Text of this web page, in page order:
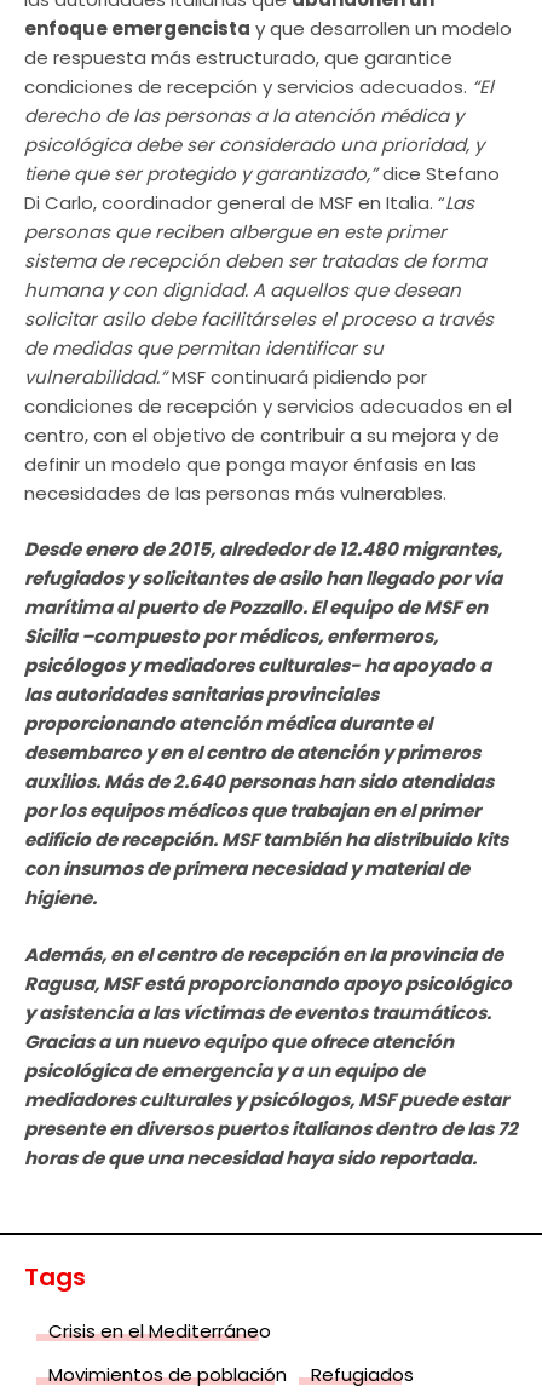
enfoque emergencista y que desarrollen un modelo
de respuesta más estructurado, que garantice
condiciones de recepción y servicios adecuados. “El
derecho de las personas a la atención médica y
psicológica debe ser considerado una prioridad, y
tiene que ser protegido y garantizado,”dice Stefano
Di Carlo, coordinador general de MSF en Italia. “Las
personas que reciben albergue en este primer
sistema de recepción deben ser tratadas de forma
humana y con dignidad. A aquellos que desean
solicitar asilo debe facilitárseles el proceso a través
de medidas que permitan identificar su
vulnerabilidad.”MSF continuará pidiendo por
condiciones de recepción y servicios adecuados en el
centro, con el objetivo de contribuir a su mejora y de
definir un modelo que ponga mayor énfasis en las
necesidades de las personas más vulnerables.
Desde enero de 2015, alrededor de 12.480 migrantes,
refugiados y solicitantes de asilo han llegado por vía
marítima al puerto de Pozzallo. El equipo de MSF en
Sicilia –compuesto por médicos, enfermeros,
psicólogos y mediadores culturales- ha apoyado a
las autoridades sanitarias provinciales
proporcionando atención médica durante el
desembarco y en el centro de atención y primeros
auxilios. Más de 2.640 personas han sido atendidas
por los equipos médicos que trabajan en el primer
edificio de recepción. MSF también ha distribuido kits
con insumos de primera necesidad y material de
higiene.
Además, en el centro de recepción en la provincia de
Ragusa, MSF está proporcionando apoyo psicológico
y asistencia a las víctimas de eventos traumáticos.
Gracias a un nuevo equipo que ofrece atención
psicológica de emergencia y a un equipo de
mediadores culturales y psicólogos, MSF puede estar
presente en diversos puertos italianos dentro de las 72
horas de que una necesidad haya sido reportada.
Tags
Crisis en el Mediterráneo
Movimientos de población
Refugiados